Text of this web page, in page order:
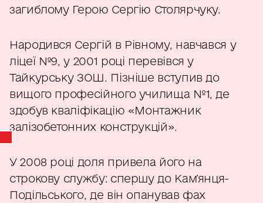
загиблому Герою Сергію Столярчуку.
Народився Сергій в Рівному, навчався у
ліцеї №9, у 2001 році перевівся у
Тайкурську ЗОШ. Пізніше вступив до
вищого професійного училища №1, де
здобув кваліфікацію «Монтажник
залізобетонних конструкцій».
У 2008 році доля привела його на
строкову службу: спершу до Кам’янця-
Подільського, де він опанував фах